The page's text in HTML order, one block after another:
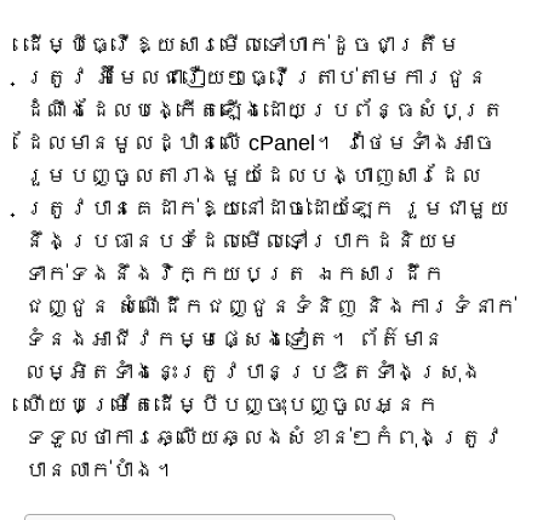
ដើម្បីធ្វើឱ្យសារមើលទៅហាក់ដូចជាត្រឹម
ត្រូវ អ៊ីមែលជារឿយៗធ្វើត្រាប់តាមការជូន
ដំណឹងដែលបង្កើតឡើងដោយប្រព័ន្ធសំបុត្រ
ដែលមានមូលដ្ឋានលើ cPanel។ វាថែមទាំងអាច
រួមបញ្ចូលតារាងមួយដែលបង្ហាញសារដែល
ត្រូវបានគេដាក់ឱ្យនៅដាច់ដោយឡែក រួមជាមួយ
នឹងប្រធានបទដែលមើលទៅប្រាកដនិយម
ទាក់ទងនឹងវិក្កយបត្រ ឯកសារដឹក
ជញ្ជូន សំណើដឹកជញ្ជូនទំនិញ និងការទំនាក់
ទំនងអាជីវកម្មផ្សេងទៀត។ ព័ត៌មាន
លម្អិតទាំងនេះត្រូវបានប្រឌិតទាំងស្រុង
ហើយបម្រើតែដើម្បីបញ្ចុះបញ្ចូលអ្នក
ទទួលថាការឆ្លើយឆ្លងសំខាន់ៗកំពុងត្រូវ
បានលាក់បាំង។